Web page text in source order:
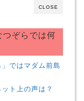
CLOSE
つぞらでは何
ではマダム前島
ト上の声は？